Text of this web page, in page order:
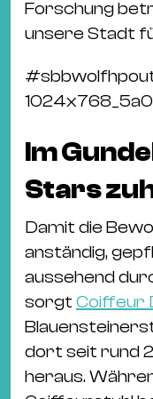
Forschung
unsere Stadt
#
Im
Stars
Damit die
anständig,
aussehend
sorgt Coiffeur
dort seit rund
heraus.